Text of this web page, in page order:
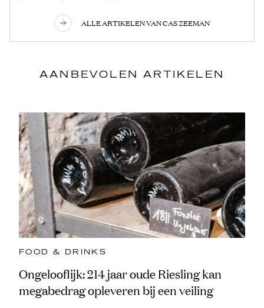
ALLE ARTIKELEN VAN CAS ZEEMAN
AANBEVOLEN ARTIKELEN
FOOD & DRINKS
Ongelooflijk: 214 jaar oude Riesling kan
megabedrag opleveren bij een veiling